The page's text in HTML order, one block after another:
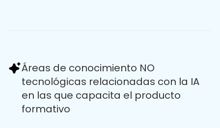
Áreas de conocimiento NO
tecnológicas relacionadas con la IA
en las que capacita el producto
formativo